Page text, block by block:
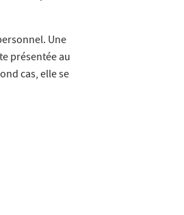
Une
présentée au
cas, elle se